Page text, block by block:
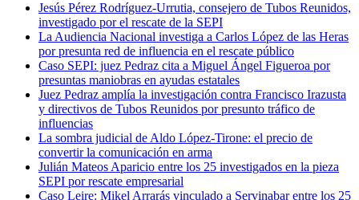
Jesús Pérez Rodríguez-Urrutia, consejero de Tubos Reunidos,
investigado por el rescate de la SEPI
La Audiencia Nacional investiga a Carlos López de las Heras
por presunta red de influencia en el rescate público
Caso SEPI: juez Pedraz cita a Miguel Ángel Figueroa por
presuntas maniobras en ayudas estatales
Juez Pedraz amplía la investigación contra Francisco Irazusta
y directivos de Tubos Reunidos por presunto tráfico de
influencias
La sombra judicial de Aldo López-Tirone: el precio de
convertir la comunicación en arma
Julián Mateos Aparicio entre los 25 investigados en la pieza
SEPI por rescate empresarial
Caso Leire: Mikel Arrarás vinculado a Servinabar entre los 25